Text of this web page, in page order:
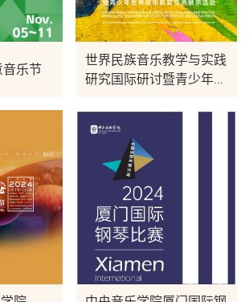
乐节
世界民族音乐教学与实践
研究国际研讨暨青少年世